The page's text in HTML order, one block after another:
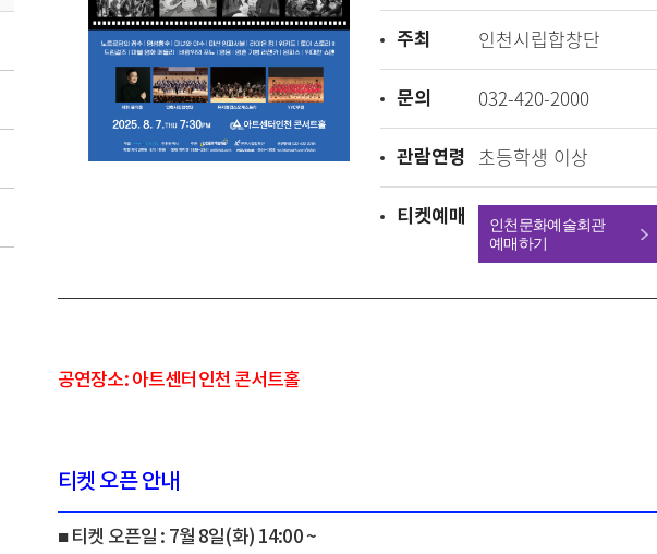
주최 인천시립합창단
문의 032-420-2000
관람연령 초등학생 이상
티켓예매
인천문화예술회관
예매하기
공연장소: 아트센터인천 콘서트홀
티켓 오픈 안내
■ 티켓 오픈일 : 7월 8일(화) 14:00 ~